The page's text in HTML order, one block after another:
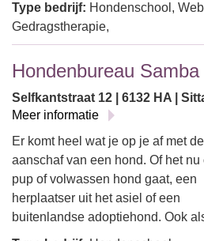
Type bedrijf: Hondenschool,
Gedragstherapie,
Hondenbureau Samba
Selfkantstraat 12 | 6132 HA |
Meer informatie
Er komt heel wat je op je af met de
aanschaf van een hond. Of het nu
pup of volwassen hond gaat, een
herplaatser uit het asiel of een
buitenlandse adoptiehond. Ook